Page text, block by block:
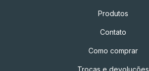
Produtos
Contato
Como comprar